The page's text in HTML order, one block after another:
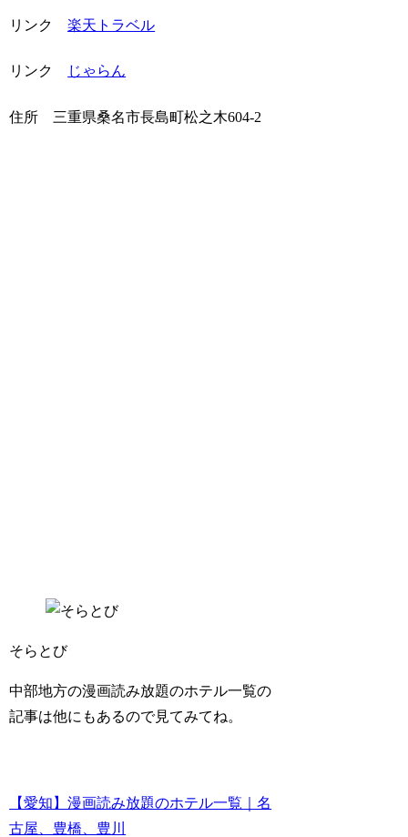
リンク 楽天トラベル
リンク じゃらん
住所 三重県桑名市長島町松之木604-2
そらとび
中部地方の漫画読み放題のホテル一覧の
記事は他にもあるので見てみてね。
【愛知】漫画読み放題のホテル一覧｜名
古屋、豊橋、豊川